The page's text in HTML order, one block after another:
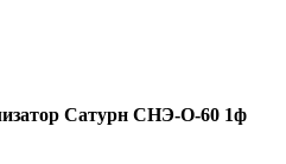
Сатурн СНЭ-О-60 1ф